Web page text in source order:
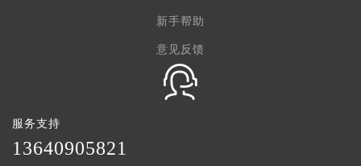
新手帮助
意见反馈
服务支持
1 3640905821